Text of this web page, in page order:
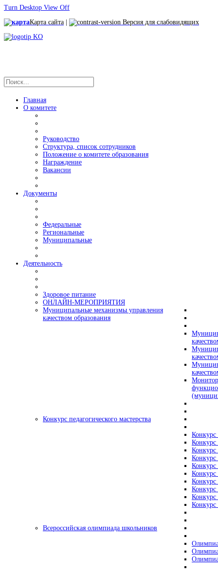
Turn Desktop View Off
Карта сайта
Версия для слабовидящих
Главная
О комитете
Руководство
Структура, список сотрудников
Положение о комитете образования
Награждение
Вакансии
Документы
Федеральные
Региональные
Муниципальные
Деятельность
Здоровое питание
ОНЛАЙН-МЕРОПРИЯТИЯ
Муниципальные механизмы управления
качеством образования
Конкурс педагогического мастерства
Конкурс
Конкурс
Конкурс
Конкурс
Конкурс
Конкурс
Конкурс
Конкурс
Конкурс
Конкурс
Всероссийская олимпиада школьников